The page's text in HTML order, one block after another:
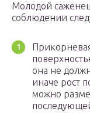
Молодой
соблюдении
она не
иначе рост
можно